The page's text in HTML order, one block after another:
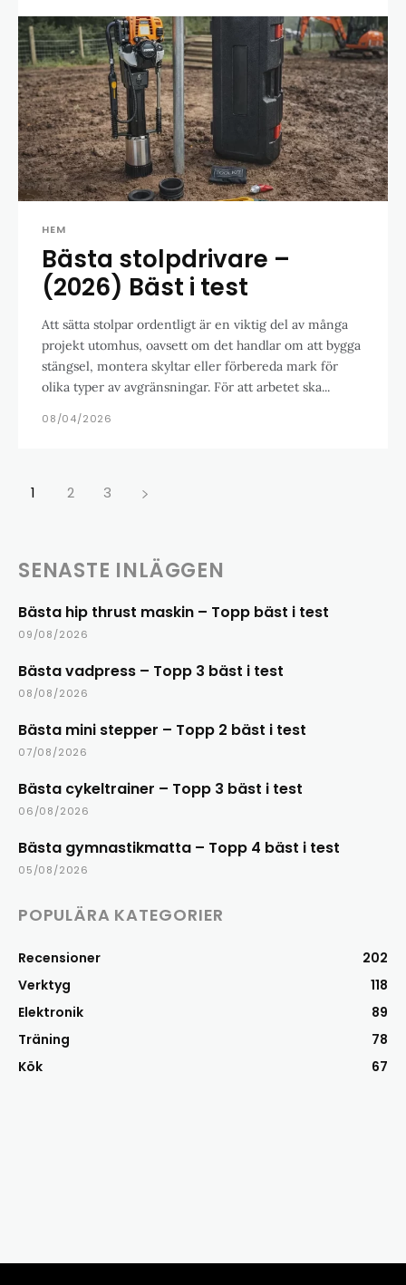
HEM
Bästa stolpdrivare –
(2026) Bäst i test
Att sätta stolpar ordentligt är en viktig del av många
projekt utomhus, oavsett om det handlar om att bygga
stängsel, montera skyltar eller förbereda mark för
olika typer av avgränsningar. För att arbetet ska...
08/04/2026
1 2 3
SENASTE INLÄGGEN
Bästa hip thrust maskin – Topp bäst i test
09/08/2026
Bästa vadpress – Topp 3 bäst i test
08/08/2026
Bästa mini stepper – Topp 2 bäst i test
07/08/2026
Bästa cykeltrainer – Topp 3 bäst i test
06/08/2026
Bästa gymnastikmatta – Topp 4 bäst i test
05/08/2026
POPULÄRA KATEGORIER
Recensioner
202
Verktyg
118
Elektronik
89
Träning
78
Kök
67